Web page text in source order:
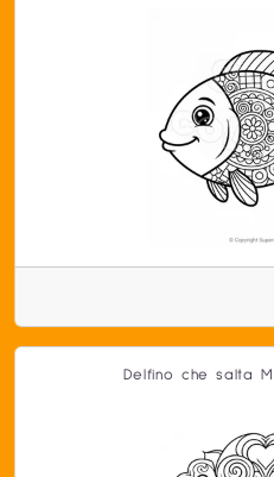
Delfino che salta